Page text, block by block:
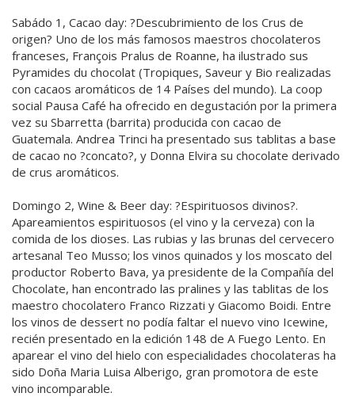
Sabádo 1, Cacao day: ?Descubrimiento de los Crus de
origen? Uno de los más famosos maestros chocolateros
franceses, François Pralus de Roanne, ha ilustrado sus
Pyramides du chocolat (Tropiques, Saveur y Bio realizadas
con cacaos aromáticos de 14 Países del mundo). La coop
social Pausa Café ha ofrecido en degustación por la primera
vez su Sbarretta (barrita) producida con cacao de
Guatemala. Andrea Trinci ha presentado sus tablitas a base
de cacao no ?concato?, y Donna Elvira su chocolate derivado
de crus aromáticos.
Domingo 2, Wine & Beer day: ?Espirituosos divinos?.
Apareamientos espirituosos (el vino y la cerveza) con la
comida de los dioses. Las rubias y las brunas del cervecero
artesanal Teo Musso; los vinos quinados y los moscato del
productor Roberto Bava, ya presidente de la Compañía del
Chocolate, han encontrado las pralines y las tablitas de los
maestro chocolatero Franco Rizzati y Giacomo Boidi. Entre
los vinos de dessert no podía faltar el nuevo vino Icewine,
recién presentado en la edición 148 de A Fuego Lento. En
aparear el vino del hielo con especialidades chocolateras ha
sido Doña Maria Luisa Alberigo, gran promotora de este
vino incomparable.